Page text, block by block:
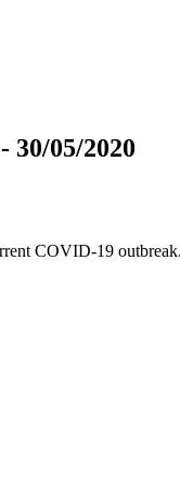
30/05/2020
COVID-19